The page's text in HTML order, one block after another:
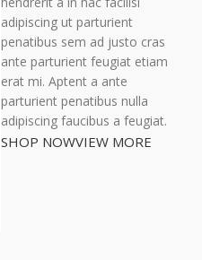
adipiscing ut parturient
penatibus sem ad justo cras
ante parturient feugiat etiam
erat mi. Aptent a ante
parturient penatibus nulla
adipiscing faucibus a feugiat.
SHOP NOWVIEW MORE